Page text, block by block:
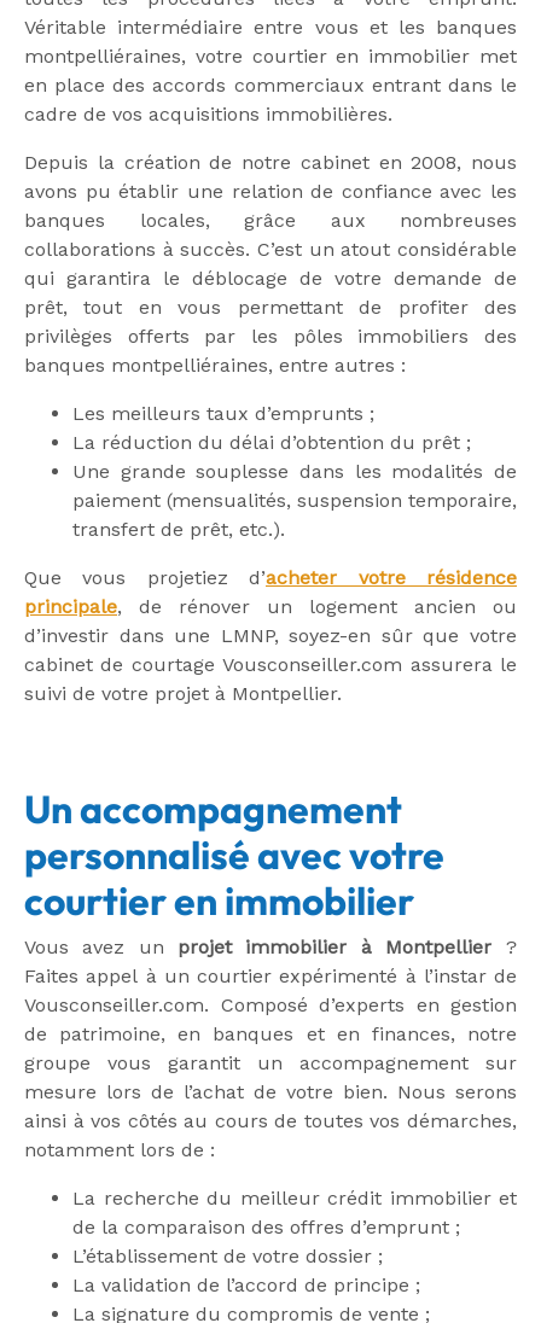
Véritable intermédiaire entre vous et les banques
montpelliéraines, votre courtier en immobilier met
en place des accords commerciaux entrant dans le
cadre de vos acquisitions immobilières.
Depuis la création de notre cabinet en 2008, nous
avons pu établir une relation de confiance avec les
banques locales, grâce aux nombreuses
collaborations à succès. C’est un atout considérable
qui garantira le déblocage de votre demande de
prêt, tout en vous permettant de profiter des
privilèges offerts par les pôles immobiliers des
banques montpelliéraines, entre autres :
Les meilleurs taux d’emprunts ;
La réduction du délai d’obtention du prêt ;
Une grande souplesse dans les modalités de
paiement (mensualités, suspension temporaire,
transfert de prêt, etc.).
Que vous projetiez d’acheter votre résidence
principale, de rénover un logement ancien ou
d’investir dans une LMNP, soyez-en sûr que votre
cabinet de courtage Vousconseiller.com assurera le
suivi de votre projet à Montpellier.
Un accompagnement
personnalisé avec votre
courtier en immobilier
Vous avez un projet immobilier à Montpellier ?
Faites appel à un courtier expérimenté à l’instar de
Vousconseiller.com. Composé d’experts en gestion
de patrimoine, en banques et en finances, notre
groupe vous garantit un accompagnement sur
mesure lors de l’achat de votre bien. Nous serons
ainsi à vos côtés au cours de toutes vos démarches,
notamment lors de :
La recherche du meilleur crédit immobilier et
de la comparaison des offres d’emprunt ;
L’établissement de votre dossier ;
La validation de l’accord de principe ;
La signature du compromis de vente ;